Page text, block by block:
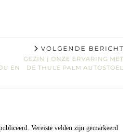
EN
VOLGENDE BERICHT
GEZIN | ONZE ERVARING MET
DE THULE PALM AUTOSTOEL
Vereiste velden zijn gemarkeerd